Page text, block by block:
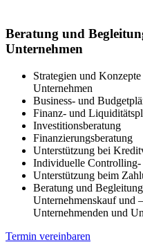
Beratung und
Unternehmen
Strategien und
Unternehmen
Business- und
Finanz- und
Investitionsberatung
Finanzierungsberatung
Unterstützung bei
Individuelle Controlling-
Unterstützung beim
Beratung und
Unternehmenskauf und
Unternehmenden und
Termin vereinbaren